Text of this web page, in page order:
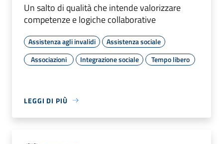
Un salto di qualità che intende valorizzare
competenze e logiche collaborative
Assistenza agli invalidi
Assistenza sociale
Associazioni
Integrazione sociale Tempo libero
LEGGI DI PIÙ